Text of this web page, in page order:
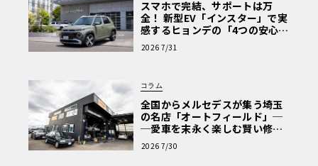
スマホで完結、サポートは万
全！ 新型EV「インスター」で実
感するヒョンデの「4つの安心」
【第1回・ヒョンデ6つの疑問：
Why? Hyundai?】〈PR〉
2026 7/31
コラム
全国からメルセデスが集う埼玉
の名店「オートフィールド」─
─愛車を末永く楽しむ賢い修理
術と、プロがフックス製オイル
を選ぶ理由〈PR〉
2026 7/30